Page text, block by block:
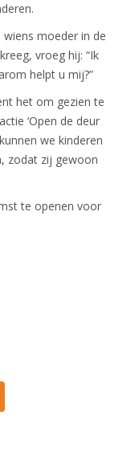
moeder in de
vroeg hij: “Ik
helpt u mij?”
het om gezien te
‘Open de deur
we kinderen
zodat zij gewoon
te openen voor